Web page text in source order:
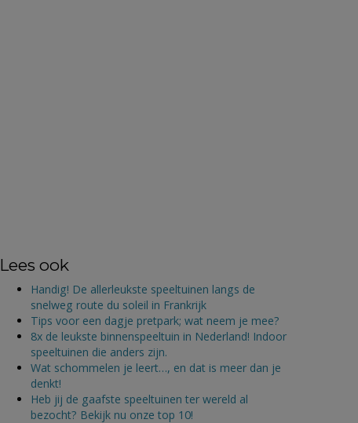
Lees ook
Handig! De allerleukste speeltuinen langs de
snelweg route du soleil in Frankrijk
Tips voor een dagje pretpark; wat neem je mee?
8x de leukste binnenspeeltuin in Nederland! Indoor
speeltuinen die anders zijn.
Wat schommelen je leert…, en dat is meer dan je
denkt!
Heb jij de gaafste speeltuinen ter wereld al
bezocht? Bekijk nu onze top 10!